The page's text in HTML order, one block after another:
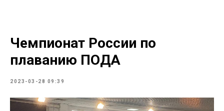
Чемпионат России по
плаванию ПОДА
2023-03-28 09:39